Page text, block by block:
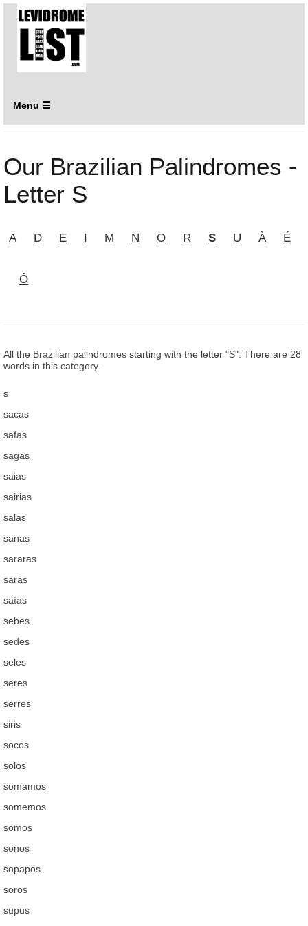
Menu ☰
Our Brazilian Palindromes -
Letter S
A D E I M N O R S U À É
Ô
All the Brazilian palindromes starting with the letter "S". There are 28
words in this category.
s
sacas
safas
sagas
saias
sairias
salas
sanas
sararas
saras
saías
sebes
sedes
seles
seres
serres
siris
socos
solos
somamos
somemos
somos
sonos
sopapos
soros
supus